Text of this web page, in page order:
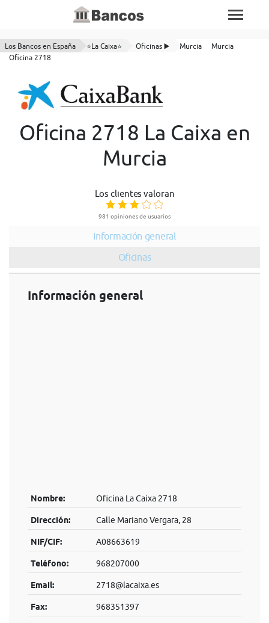
Los Bancos en España ⭐La Caixa⭐ Oficinas ▶️ Murcia
Murcia
Oficina 2718
Oficina 2718 La Caixa en
Murcia
Los clientes valoran
981 opiniones de usuarios
Información general
Oficinas
Información general
Nombre: Oficina La Caixa 2718
Dirección: Calle Mariano Vergara, 28
NIF/CIF: A08663619
Teléfono: 968207000
Email: 2718@lacaixa.es
Fax: 968351397